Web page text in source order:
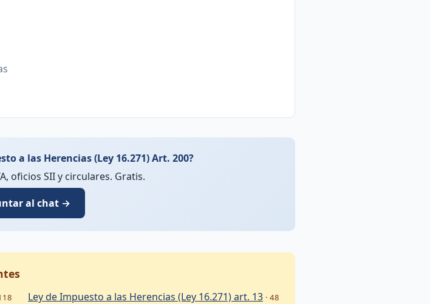
a las Herencias (Ley 16.271) Art. 200?
oficios SII y circulares. Gratis.
al chat →
Ley de Impuesto a las Herencias (Ley 16.271) art. 13 · 48